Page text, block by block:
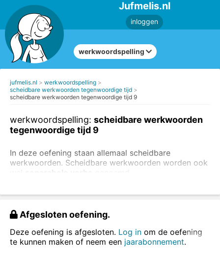
Jufmelis.nl
inloggen
werkwoordspelling
jufmelis.nl
werkwoordspelling
scheidbare werkwoorden tegenwoordige tijd
scheidbare werkwoorden tegenwoordige tijd 9
werkwoordspelling: scheidbare werkwoorden
tegenwoordige tijd 9
In deze oefening staan allemaal scheidbare
werkwoorden. Scheidbare werkwoorden worden ook
Afgesloten oefening.
Deze oefening is afgesloten. Log in om de oefening
te kunnen maken of neem een jaarabonnement.